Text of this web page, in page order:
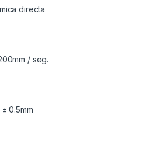
directa
/ seg.
0.5mm